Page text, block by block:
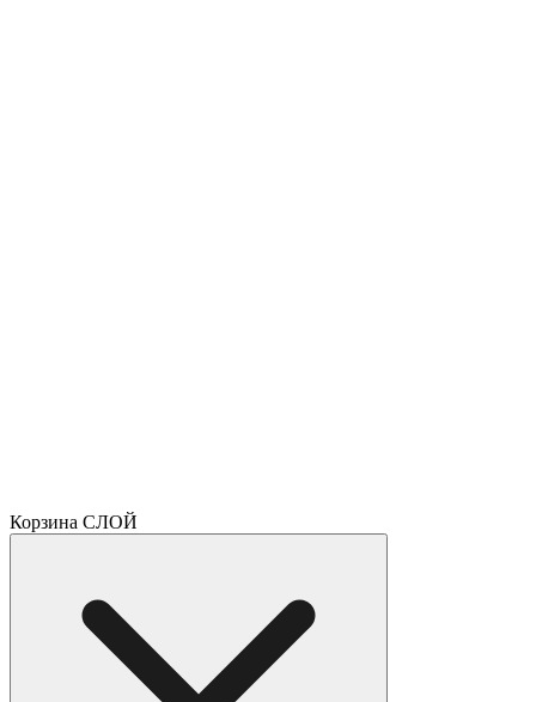
Корзина СЛОЙ